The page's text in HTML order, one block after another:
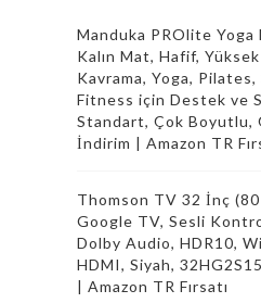
Manduka PROlite Yoga
Kalın Mat, Hafif,
Kavrama, Yoga, Pilates,
Fitness için Destek ve
Standart, Çok Boyutlu,
İndirim | Amazon TR
Thomson TV 32 İnç (80
Google TV, Sesli
Dolby Audio, HDR10,
HDMI, Siyah,
| Amazon TR Fırsatı